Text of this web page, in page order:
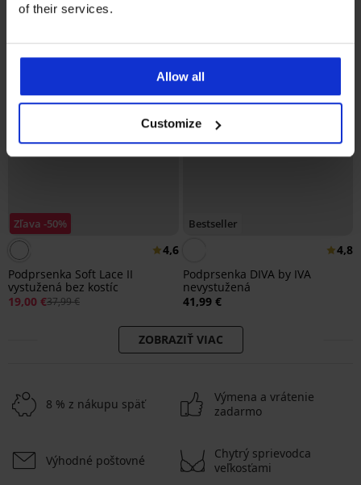
of their services.
Allow all
Customize
Zľava -50%
4,6
Podprsenka Soft Lace II
vystužená bez kostíc
19,00 €37,99 €
Bestseller
4,8
Podprsenka DIVA by IVA
nevystužená
41,99 €
ZOBRAZIŤ VIAC
8 % z nákupu späť
Výmena a vrátenie
zadarmo
Výhodné poštovné
Chytrý sprievodca
veľkosťami